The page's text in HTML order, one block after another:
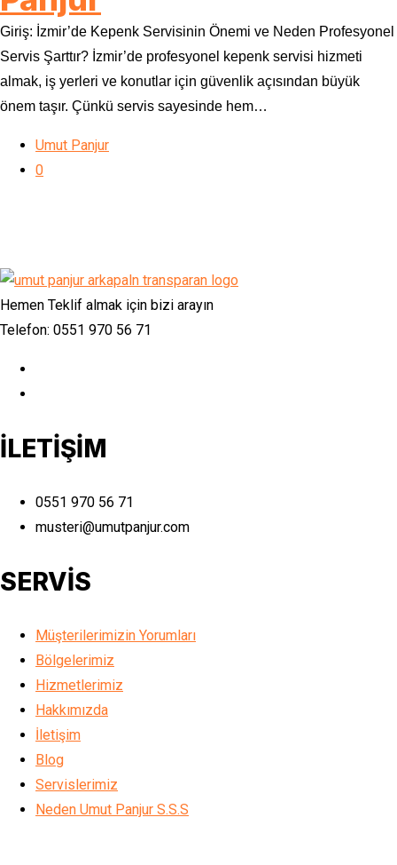
Giriş: İzmir’de Kepenk Servisinin Önemi ve Neden Profesyonel
Servis Şarttır? İzmir’de profesyonel kepenk servisi hizmeti
almak, iş yerleri ve konutlar için güvenlik açısından büyük
önem taşır. Çünkü servis sayesinde hem…
Umut Panjur
0
Hemen Teklif almak için bizi arayın
Telefon: 0551 970 56 71
İLETİŞİM
0551 970 56 71
musteri@umutpanjur.com
SERVİS
Müşterilerimizin Yorumları
Bölgelerimiz
Hizmetlerimiz
Hakkımızda
İletişim
Blog
Servislerimiz
Neden Umut Panjur S.S.S